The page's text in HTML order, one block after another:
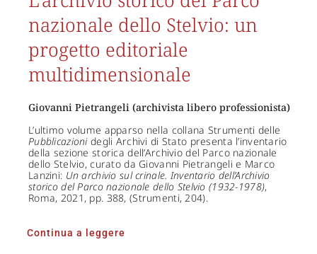
nazionale dello Stelvio: un
progetto editoriale
multidimensionale
Giovanni Pietrangeli (archivista libero professionista)
L’ultimo volume apparso nella collana Strumenti delle
Pubblicazionidegli Archivi di Stato presenta l’inventario
della sezione storica dell’Archivio del Parco nazionale
dello Stelvio, curato da Giovanni Pietrangeli e Marco
Lanzini: Un archivio sul crinale. Inventario dell’Archivio
storico del Parco nazionale dello Stelvio (1932-1978),
Roma, 2021, pp. 388, (Strumenti, 204).
Continua a leggere